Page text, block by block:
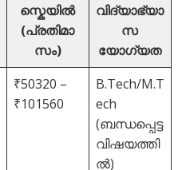
സ്കെയിൽ
(പ്രതിമാ
സം)
വിദ്യാഭ്യാ
സ
യോഗ്യത
₹50320 –
₹101560
B.Tech/M.T
ech
(ബന്ധപ്പെട്ട
വിഷയത്തി
ൽ)